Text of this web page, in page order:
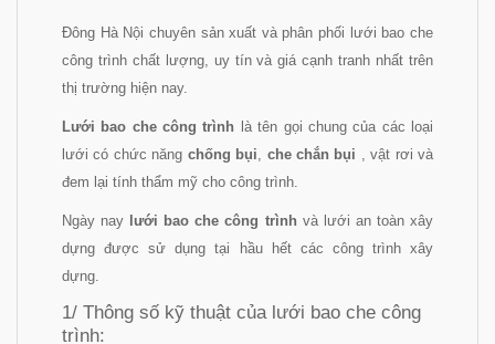
Đông Hà Nội chuyên sản xuất và phân phối lưới bao che
công trình chất lượng, uy tín và giá cạnh tranh nhất trên
thị trường hiện nay.
Lưới bao che công trình là tên gọi chung của các loại
lưới có chức năng chống bụi, che chắn bụi , vật rơi và
đem lại tính thẩm mỹ cho công trình.
Ngày nay lưới bao che công trình và lưới an toàn xây
dựng được sử dụng tại hầu hết các công trình xây
dựng.
1/ Thông số kỹ thuật của lưới bao che công
trình: